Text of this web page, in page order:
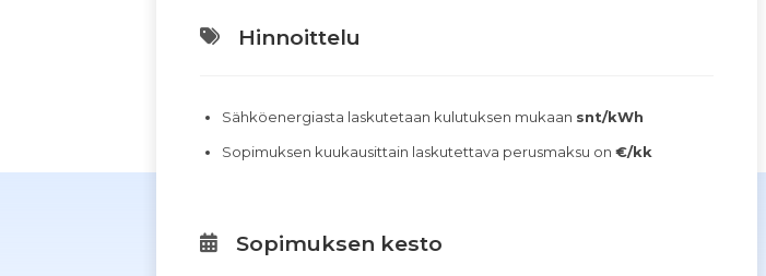
Hinnoittelu
Sähköenergiasta laskutetaan kulutuksen mukaan snt/kWh
Sopimuksen kuukausittain laskutettava perusmaksu on €/kk
Sopimuksen kesto